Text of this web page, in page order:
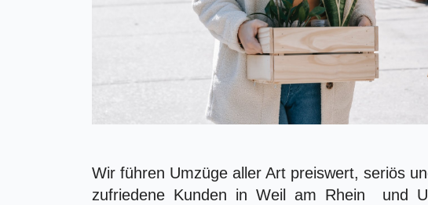
Wir führen Umzüge aller Art preiswert, seriös
zufriedene Kunden in Weil am Rhein und